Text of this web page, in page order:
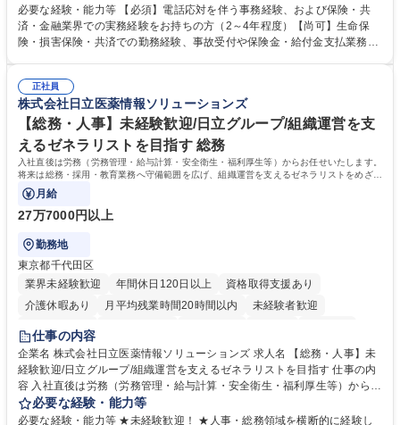
い合わせ電話対応や書類発送等を担当します。 ■共済金請求書類の受付、
内容確認、および共済金支払に関する審査・事務処理業務全般を担当 ■専
用システムへのデータ入力、各種必要書類の作成・発送作業 ■加入者様や
指定する業務 募集職種 横浜市【共済金支払事務】金融保険業界経験歓迎/
各種手当充実/転勤無
必要な経験・能力等 【必須】電話応対を伴う事務経験、および保険・共
済・金融業界での実務経験をお持ちの方（2～4年程度）【尚可】生命保
険・損害保険・共済での勤務経験、事故受付や保険金・給付金支払業務経
務へのキャリアチェンジ希望者も大歓迎です！ 学歴・資格 学歴：大学院
大学 高専 短大 専修学校 高校 語学力： 資格：
正社員
株式会社日立医薬情報ソリューションズ
【総務・人事】未経験歓迎/日立グループ/組織運営を支
えるゼネラリストを目指す 総務
入社直後は労務（労務管理・給与計算・安全衛生・福利厚生等）からお任せいたします。
将来は総務・採用・教育業務へ守備範囲を広げ、組織運営を支えるゼネラリストをめざせ
ます。
月給
27万7000円以上
勤務地
東京都千代田区
業界未経験歓迎
年間休日120日以上
資格取得支援あり
介護休暇あり
月平均残業時間20時間以内
未経験者歓迎
住宅手当あり
育休あり
完全週休2日制 交通費支給 土日祝休み 寮・社宅あり
仕事の内容
企業名 株式会社日立医薬情報ソリューションズ 求人名 【総務・人事】未
経験歓迎/日立グループ/組織運営を支えるゼネラリストを目指す 仕事の内
容 入社直後は労務（労務管理・給与計算・安全衛生・福利厚生等）からお
任せいたします。将来は総務・採用・教育業務へ守備範囲を広げ、組織運
営を支えるゼネラリストをめざせます。 ・初期業務：労働時間管理、給与
必要な経験・能力等
必要な経験・能力等 ★未経験歓迎！ ★人事・総務領域を横断的に経験し